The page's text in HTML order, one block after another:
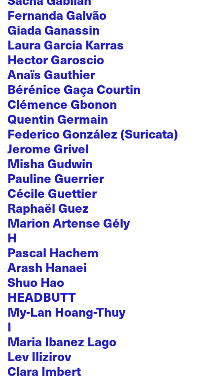
Fernanda Galvão
Giada Ganassin
Laura Garcia Karras
Hector Garoscio
Anaïs Gauthier
Bérénice Gaça Courtin
Clémence Gbonon
Quentin Germain
Federico González (Suricata)
Jerome Grivel
Misha Gudwin
Pauline Guerrier
Cécile Guettier
Raphaël Guez
Marion Artense Gély
H
Pascal Hachem
Arash Hanaei
Shuo Hao
HEADBUTT
My-Lan Hoang-Thuy
I
Maria Ibanez Lago
Lev Ilizirov
Clara Imbert